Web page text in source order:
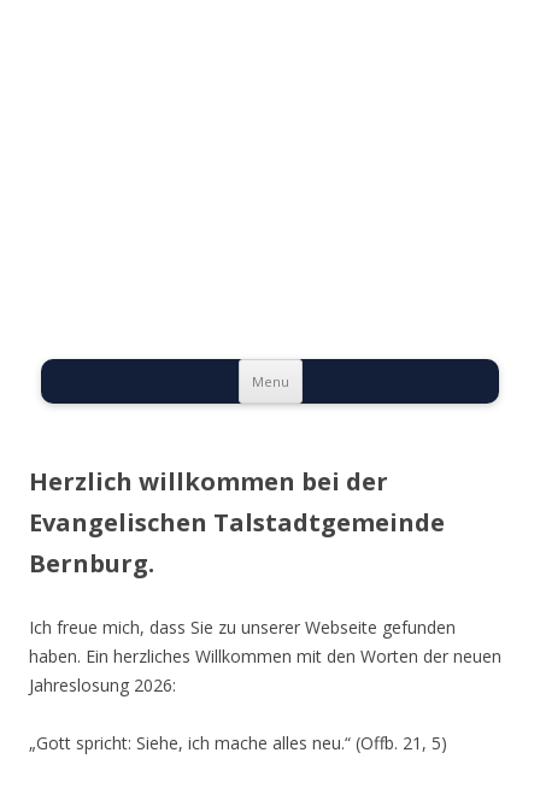
Menu
Skip to content
Herzlich willkommen bei der
Evangelischen Talstadtgemeinde
Bernburg.
Ich freue mich, dass Sie zu unserer Webseite gefunden
haben. Ein herzliches Willkommen mit den Worten der neuen
Jahreslosung 2026:
„Gott spricht: Siehe, ich mache alles neu.“ (Offb. 21, 5)